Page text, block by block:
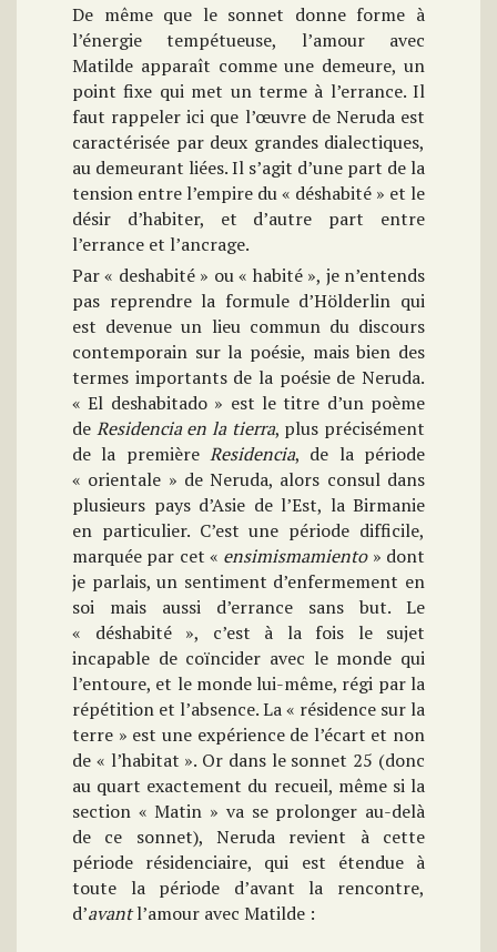
De même que le sonnet donne forme à
l’énergie tempétueuse, l’amour avec
Matilde apparaît comme une demeure, un
point fixe qui met un terme à l’errance. Il
faut rappeler ici que l’œuvre de Neruda est
caractérisée par deux grandes dialectiques,
au demeurant liées. Il s’agit d’une part de la
tension entre l’empire du « déshabité » et le
désir d’habiter, et d’autre part entre
l’errance et l’ancrage.
Par « deshabité » ou « habité », je n’entends
pas reprendre la formule d’Hölderlin qui
est devenue un lieu commun du discours
contemporain sur la poésie, mais bien des
termes importants de la poésie de Neruda.
« El deshabitado » est le titre d’un poème
de Residencia en la tierra, plus précisément
de la première Residencia, de la période
« orientale » de Neruda, alors consul dans
plusieurs pays d’Asie de l’Est, la Birmanie
en particulier. C’est une période difficile,
marquée par cet « ensimismamiento» dont
je parlais, un sentiment d’enfermement en
soi mais aussi d’errance sans but. Le
« déshabité », c’est à la fois le sujet
incapable de coïncider avec le monde qui
l’entoure, et le monde lui-même, régi par la
répétition et l’absence. La « résidence sur la
terre » est une expérience de l’écart et non
de « l’habitat ». Or dans le sonnet 25 (donc
au quart exactement du recueil, même si la
section « Matin » va se prolonger au-delà
de ce sonnet), Neruda revient à cette
période résidenciaire, qui est étendue à
toute la période d’avant la rencontre,
d’avantl’amour avec Matilde :